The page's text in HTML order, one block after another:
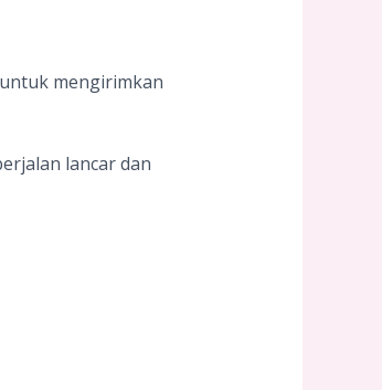
mengirimkan
lancar dan